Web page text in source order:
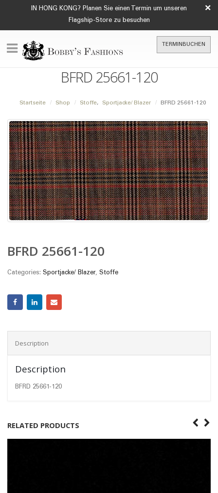
IN HONG KONG? Planen Sie einen Termin um unseren
Flagship-Store zu besuchen
×
TERMINBUCHEN
BFRD 25661-120
Startseite Shop Stoffe, Sportjacke/ Blazer BFRD 25661-120
BFRD 25661-120
Categories: Sportjacke/ Blazer, Stoffe
Description
Description
BFRD 25661-120
RELATED PRODUCTS